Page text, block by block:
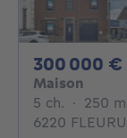
300 000 €
Maison
5 ch. 5
· 250
6220